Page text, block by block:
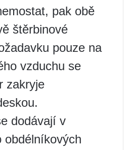
pak obě
štěrbinové
pouze na
vzduchu se
zakryje
dodávají v
obdélníkových